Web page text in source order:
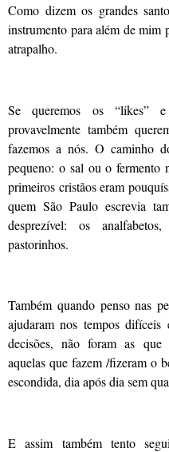
Como dizem os grandes
instrumento para além de mim
atrapalho.
Se queremos os “likes”
provavelmente também
fazemos a nós. O caminho
pequeno: o sal ou o fermento
primeiros cristãos eram
quem São Paulo escrevia
desprezível: os
pastorinhos.
Também quando penso nas
ajudaram nos tempos
decisões, não foram as que
aquelas que fazem /fizeram o
escondida, dia após dia sem
E assim também tento